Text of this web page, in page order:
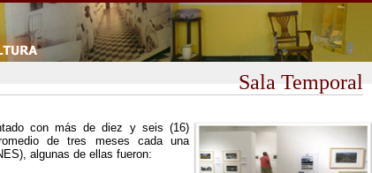
Sala Temporal
con más de diez y seis (16)
de tres meses cada una
algunas de ellas fueron: